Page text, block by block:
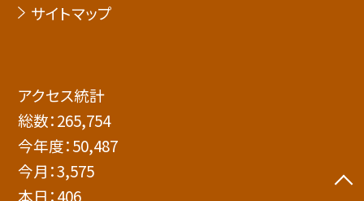
サイトマップ
アクセス統計
総数：265,754
今年度：50,487
今月：3,575
本日：406